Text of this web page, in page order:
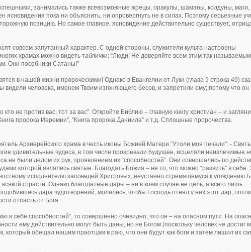
занимались также всевозможные жрецы, оракулы, шаманы, колдуны, маги,
пока ни объяснить, ни опровергнуть не в силах. Поэтому серьезные
позицию. Но самое главное, ясновидение действительно существует,
совсем запутанный характер. С одной стороны, служители культа настроены
храмах можно видеть таблички: “Люди! Не доверяйте всем этим так называемым
Они пособники Сатаны!”
в нашей жизни пророческими! Однако в Евангелии от Луки (глава 9 строка 49)
видели человека, именем Твоим изгоняющего бесов, и запретили ему; потому что он
не против вас, тот за вас”. Откройте Библию – главную книгу христиан – и
пророка Иеремии”, “Книга пророка Даниила” и т.д. Сплошные пророчества.
Архиерейского храма в честь иконы Божией Матери “Утоли моя печали”: -
удивительные чудеса, в том числе прозревали будущее, исцеляли неизлечимые
не были делом их рук, проявлением их “способностей”. Они совершались по
которой являлись святые. Благодать Божия – не то, что можно “развить” в себе.
исполнителю заповедей Христовых, неустанно стремящемуся к угождению
страсти. Однако благодатные дары – ни в коем случае не цель, а всего лишь
дара чудотворений, молились, чтобы Господь отнял у них этот дар,
отпасть от Бога.
в себе способностей”, то совершенно очевидно, что он – на опасном пути. На
ему действительно могут быть даны, но не Богом (поскольку человек не достиг
который обещал нашим праотцам в раю, что они будут как боги и затем лишил их